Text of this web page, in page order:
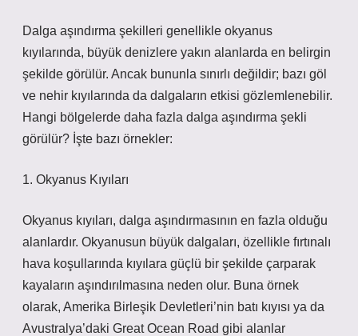
Dalga aşındırma şekilleri genellikle okyanus
kıyılarında, büyük denizlere yakın alanlarda en belirgin
şekilde görülür. Ancak bununla sınırlı değildir; bazı göl
ve nehir kıyılarında da dalgaların etkisi gözlemlenebilir.
Hangi bölgelerde daha fazla dalga aşındırma şekli
görülür? İşte bazı örnekler:
1. Okyanus Kıyıları
Okyanus kıyıları, dalga aşındırmasının en fazla olduğu
alanlardır. Okyanusun büyük dalgaları, özellikle fırtınalı
hava koşullarında kıyılara güçlü bir şekilde çarparak
kayaların aşındırılmasına neden olur. Buna örnek
olarak, Amerika Birleşik Devletleri’nin batı kıyısı ya da
Avustralya’daki Great Ocean Road gibi alanlar